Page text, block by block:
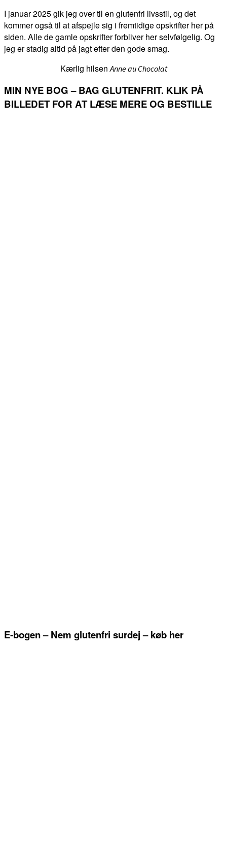
I januar 2025 gik jeg over til en glutenfri livsstil, og det
kommer også til at afspejle sig i fremtidige opskrifter her på
siden. Alle de gamle opskrifter forbliver her selvfølgelig. Og
jeg er stadig altid på jagt efter den gode smag.
Kærlig hilsenAnne au Chocolat
MIN NYE BOG – BAG GLUTENFRIT. KLIK PÅ
BILLEDET FOR AT LÆSE MERE OG BESTILLE
E-bogen – Nem glutenfri surdej – køb her